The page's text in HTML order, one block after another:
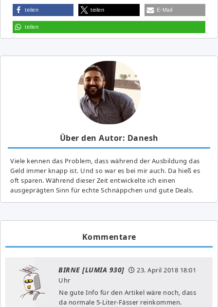
teilen teilen E-Mail
teilen
Über den Autor: Danesh
Viele kennen das Problem, dass während der Ausbildung das
Geld immer knapp ist. Und so war es bei mir auch. Da hieß es
oft sparen. Während dieser Zeit entwickelte ich einen
ausgeprägten Sinn für echte Schnäppchen und gute Deals.
Kommentare
BIRNE [LUMIA 930] 23. April 2018 18:01
Uhr
Ne gute Info für den Artikel wäre noch, dass
da normale 5-Liter-Fässer reinkommen.